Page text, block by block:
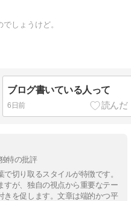
しょうけど。
ブログ書いている人って
6日前
特の批評
切り取るスタイルが特徴です。
すが、独自の視点から重要なテー
きを促します。文章は端的かつ平